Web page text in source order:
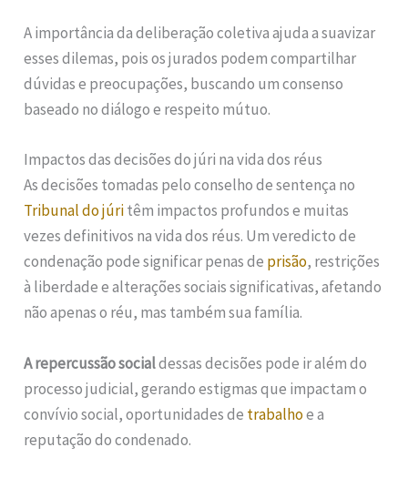
A importância da deliberação coletiva ajuda a suavizar
esses dilemas, pois os jurados podem compartilhar
dúvidas e preocupações, buscando um consenso
baseado no diálogo e respeito mútuo.
Impactos das decisões do júri na vida dos réus
As decisões tomadas pelo conselho de sentença no
Tribunal do júritêm impactos profundos e muitas
vezes definitivos na vida dos réus. Um veredicto de
condenação pode significar penas de prisão, restrições
à liberdade e alterações sociais significativas, afetando
não apenas o réu, mas também sua família.
A repercussão socialdessas decisões pode ir além do
processo judicial, gerando estigmas que impactam o
convívio social, oportunidades de trabalhoe a
reputação do condenado.